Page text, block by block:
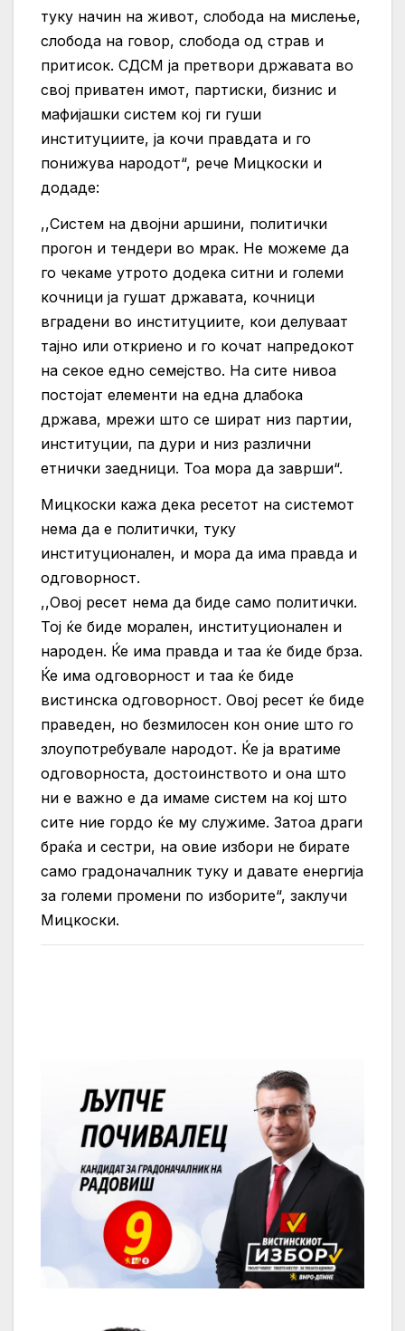
туку начин на живот, слобода на мислење,
слобода на говор, слобода од страв и
притисок. СДСМ ја претвори државата во
свој приватен имот, партиски, бизнис и
мафијашки систем кој ги гуши
институциите, ја кочи правдата и го
понижува народот“, рече Мицкоски и
додаде:
,,Систем на двојни аршини, политички
прогон и тендери во мрак. Не можеме да
го чекаме утрото додека ситни и големи
кочници ја гушат државата, кочници
вградени во институциите, кои делуваат
тајно или откриено и го кочат напредокот
на секое едно семејство. На сите нивоа
постојат елементи на една длабока
држава, мрежи што се шират низ партии,
институции, па дури и низ различни
етнички заедници. Тоа мора да заврши“.
Мицкоски кажа дека ресетот на системот
нема да е политички, туку
институционален, и мора да има правда и
одговорност.
,,Овој ресет нема да биде само политички.
Тој ќе биде морален, институционален и
народен. Ќе има правда и таа ќе биде брза.
Ќе има одговорност и таа ќе биде
вистинска одговорност. Овој ресет ќе биде
праведен, но безмилосен кон оние што го
злоупотребувале народот. Ќе ја вратиме
одговорноста, достоинството и она што
ни е важно е да имаме систем на кој што
сите ние гордо ќе му служиме. Затоа драги
браќа и сестри, на овие избори не бирате
само градоначалник туку и давате енергија
за големи промени по изборите“, заклучи
Мицкоски.